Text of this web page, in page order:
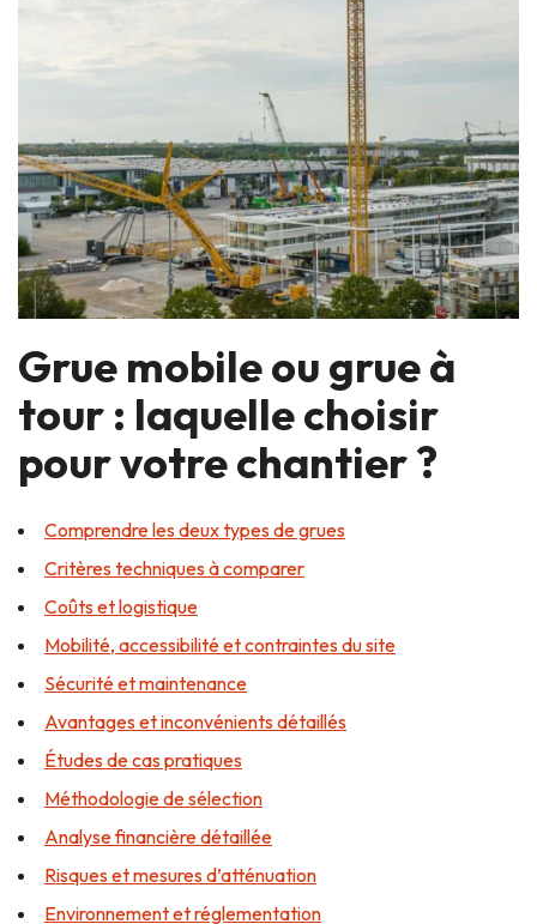
Grue mobile ou grue à
tour : laquelle choisir
pour votre chantier ?
Comprendre les deux types de grues
Critères techniques à comparer
Coûts et logistique
Mobilité, accessibilité et contraintes du site
Sécurité et maintenance
Avantages et inconvénients détaillés
Études de cas pratiques
Méthodologie de sélection
Analyse financière détaillée
Risques et mesures d’atténuation
Environnement et réglementation